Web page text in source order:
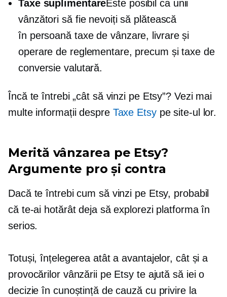
Taxe suplimentareEste posibil ca unii
vânzători să fie nevoiți să plătească
în persoanătaxe de vânzare, livrare și
operare de reglementare, precum și taxe de
conversie valutară.
Încă te întrebi „cât să vinzi pe Etsy”? Vezi mai
multe informații despre Taxe Etsype site-ul lor.
Merită vânzarea pe Etsy?
Argumente pro şi contra
Dacă te întrebi cum să vinzi pe Etsy, probabil
că te-ai hotărât deja să explorezi platforma în
serios.
Totuși, înțelegerea atât a avantajelor, cât și a
provocărilor vânzării pe Etsy te ajută să iei o
decizie în cunoștință de cauză cu privire la